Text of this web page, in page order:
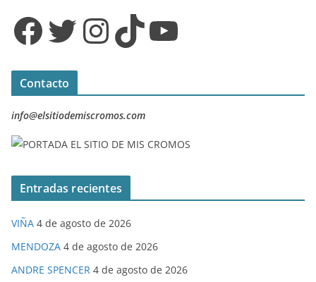
Facebook Twitter InstagramTikTok YouTube
Contacto
info@elsitiodemiscromos.com
Entradas recientes
VIÑA 4 de agosto de 2026
MENDOZA 4 de agosto de 2026
ANDRE SPENCER 4 de agosto de 2026